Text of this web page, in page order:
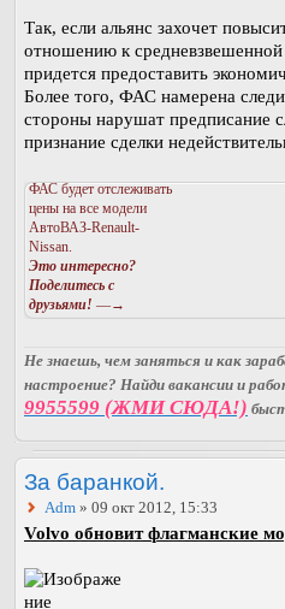
Так, если альянс захочет
отношению к
придется предоставить
Более того, ФАС намерена
стороны нарушат предписание
признание сделки
ФАС будет отслеживать
цены на все модели
АвтоВАЗ-Renault-
Nissan.
Это интересно?
Поделитесь с
друзьями! —→
Не знаешь, чем заняться и как
настроение? Найди вакансии и
9955599 (ЖМИ СЮДА!)
За баранкой.
Adm » 09 окт 2012, 15:33
Volvo обновит флагманские